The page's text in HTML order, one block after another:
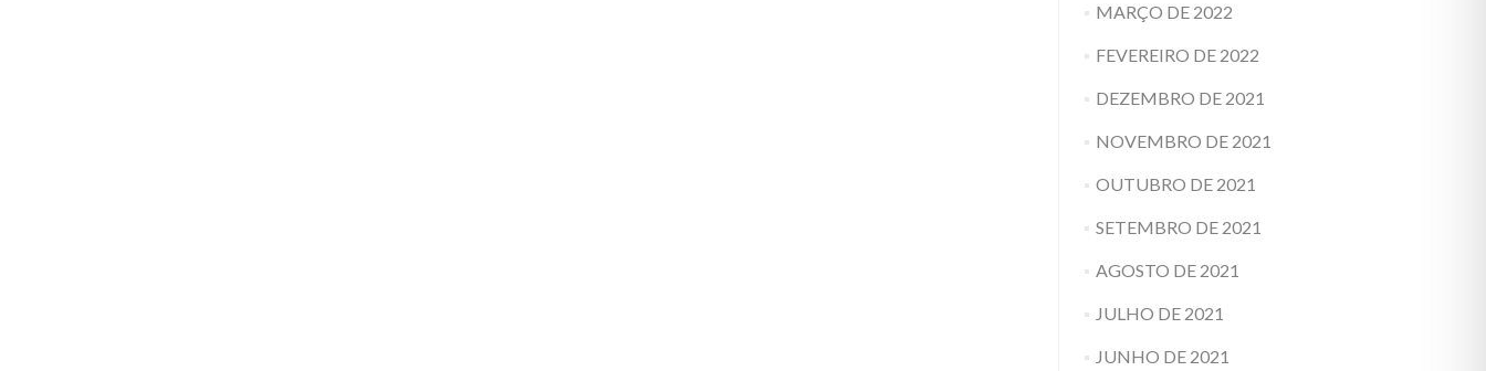
MARÇO DE 2022
FEVEREIRO DE 2022
DEZEMBRO DE 2021
NOVEMBRO DE 2021
OUTUBRO DE 2021
SETEMBRO DE 2021
AGOSTO DE 2021
JULHO DE 2021
JUNHO DE 2021